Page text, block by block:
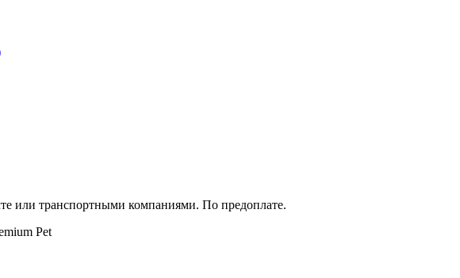
или транспортными компаниями. По предоплате.
Pet